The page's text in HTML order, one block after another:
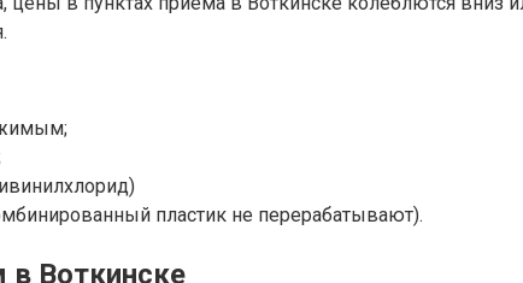
пластик не перерабатывают).
в Воткинске